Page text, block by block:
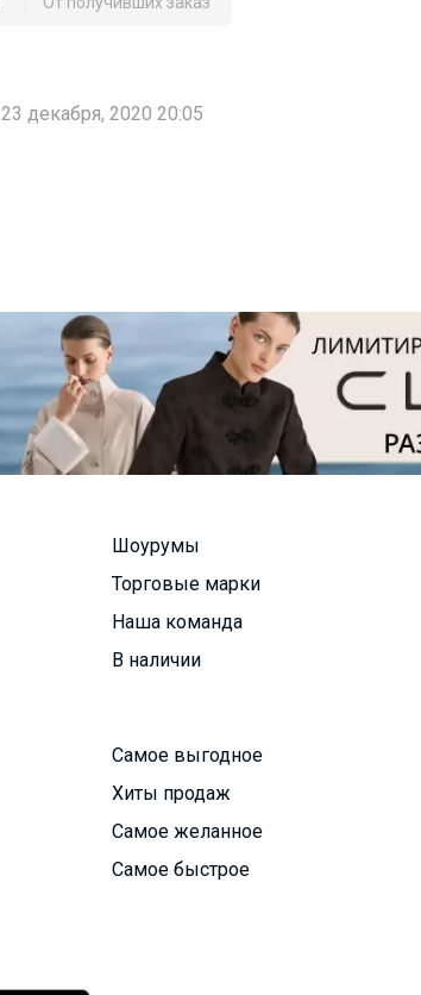
23 декабря, 2020 20:05
Шоурумы
Торговые марки
Наша команда
В наличии
Самое выгодное
Хиты продаж
Самое желанное
Самое быстрое